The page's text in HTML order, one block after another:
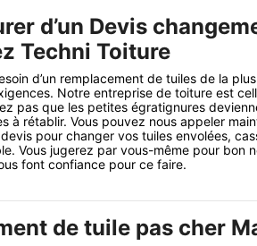
d’un Devis
Techni Toiture
d’un remplacement de tuiles de la
Notre entreprise de toiture est
pas que les petites égratignures
à rétablir. Vous pouvez nous appeler
pour changer vos tuiles envolées,
Vous jugerez par vous-même pour bon
font confiance pour ce faire.
de tuile pas cher